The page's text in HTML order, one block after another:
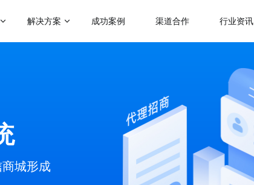
解决方案 成功案例 渠道合作 行业资讯
拼团
商城 砍价
帮助企业裂变分销拓客
快速搭建代理招商分润系统
会员制电商模式
快速搭建云集、贝店模式
帮助微商搭建代理分润体系
城形成